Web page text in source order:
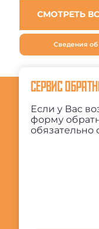
СМОТРЕТЬ
Сведения об
СЕРВИС
Если у Вас
форму
обязательно